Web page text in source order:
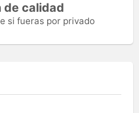
de calidad
si fueras por privado